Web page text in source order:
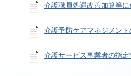
介護職員処遇改善加算等
介護予防ケアマネジメント
介護サービス事業者の指